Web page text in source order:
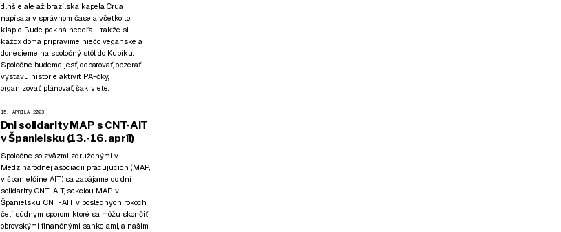
dlhšie ale až brazílska kapela Crua
napísala v správnom čase a všetko to
klaplo. Bude pekná nedeľa - takže si
každx doma pripravíme niečo vegánske a
donesieme na spoločný stôl do Kubíku.
Spoločne budeme jesť, debatovať, obzerať
výstavu histórie aktivít PA-čky,
organizovať, plánovať, šak viete.
15. APRÍLA 2023
Dni solidarity MAP s CNT-AIT
v Španielsku (13.-16. apríl)
Spoločne so zväzmi združenými v
Medzinárodnej asociácii pracujúcich (MAP,
v španielčine AIT) sa zapájame do dní
solidarity CNT-AIT, sekciou MAP v
Španielsku. CNT-AIT v posledných rokoch
čelí súdnym sporom, ktoré sa môžu skončiť
obrovskými finančnými sankciami, a našim